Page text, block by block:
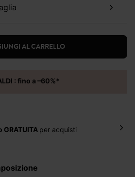
AL CARRELLO
: fino a –60%*
GRATUITA per acquisti
€ per ordini inferiori a 50 €.